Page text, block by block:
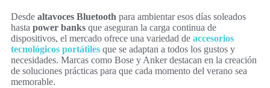
Desde altavoces Bluetooth para ambientar esos días soleados
hasta power banks que aseguran la carga continua de
dispositivos, el mercado ofrece una variedad de accesorios
tecnológicos portátiles que se adaptan a todos los gustos y
necesidades. Marcas como Bose y Anker destacan en la creación
de soluciones prácticas para que cada momento del verano sea
memorable.